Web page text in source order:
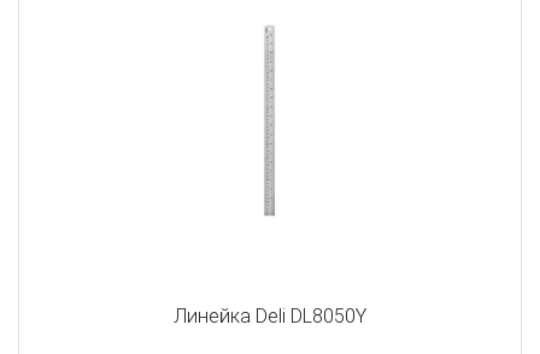
Линейка Deli DL8050Y